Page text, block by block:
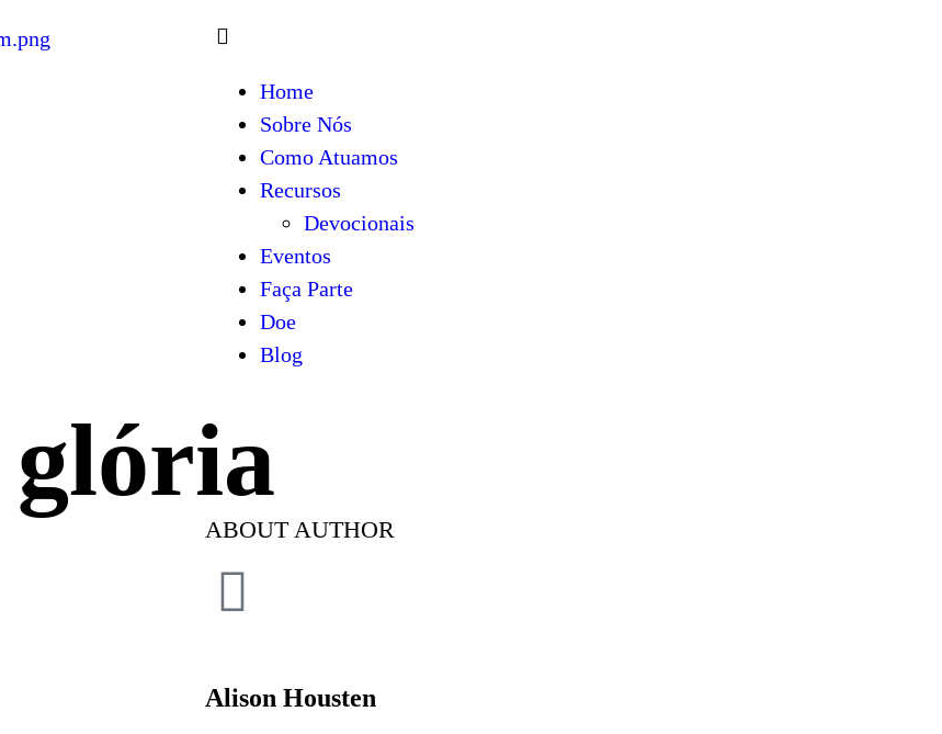
Home
Sobre Nós
Como Atuamos
Recursos
Devocionais
Eventos
Faça Parte
Doe
Blog
ABOUT AUTHOR
Alison Housten